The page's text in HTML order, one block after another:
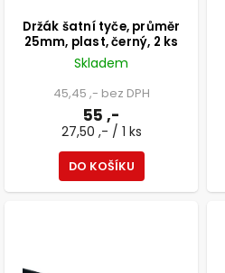
Držák šatní tyče, průměr
25mm, plast, černý, 2 ks
Skladem
45,45 ,- bez DPH
55 ,-
27,50 ,- / 1 ks
DO KOŠÍKU